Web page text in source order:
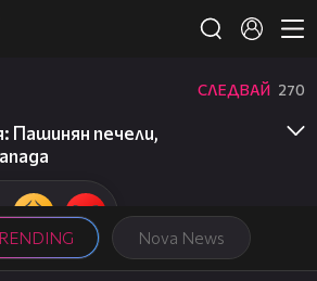
Nova News
СЛЕДВАЙ 270
Пашинян печели,